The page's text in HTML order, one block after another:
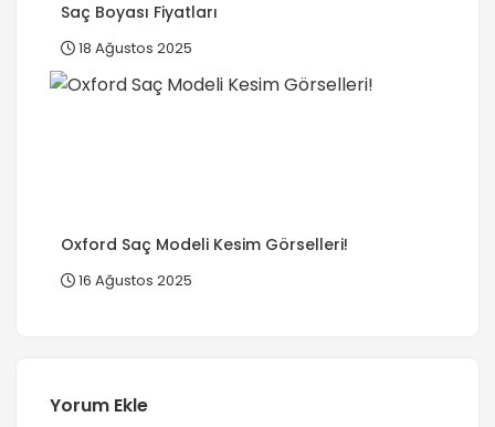
Saç Boyası Fiyatları
18 Ağustos 2025
Oxford Saç Modeli Kesim Görselleri!
16 Ağustos 2025
Yorum Ekle